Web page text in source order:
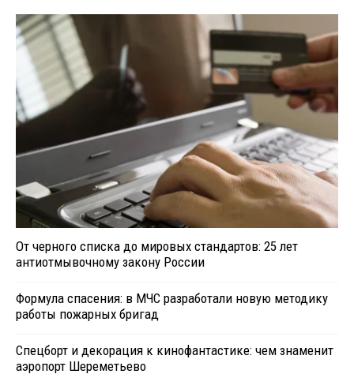
От черного списка до мировых стандартов: 25 лет
антиотмывочному закону России
Формула спасения: в МЧС разработали новую методику
работы пожарных бригад
Спецборт и декорация к кинофантастике: чем знаменит
аэропорт Шереметьево